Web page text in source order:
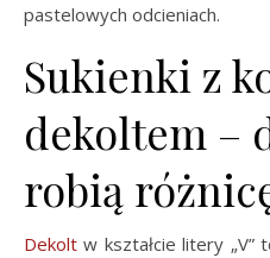
pastelowych odcieniach.
Sukienki z
dekoltem –
robią
Dekolt w kształcie litery